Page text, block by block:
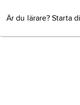
Är du lärare? Starta